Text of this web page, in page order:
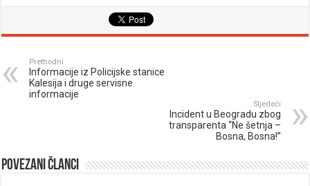
Prethodni
Informacije iz Policijske stanice
Kalesija i druge servisne
informacije
Sljedeći
Incident u Beogradu zbog
transparenta “Ne šetnja –
Bosna, Bosna!”
Povezani članci